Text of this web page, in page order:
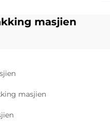
masjien
masjien